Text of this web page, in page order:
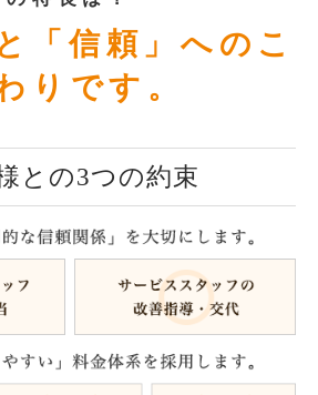
「信頼」へのこ
りです。
との3つの約束